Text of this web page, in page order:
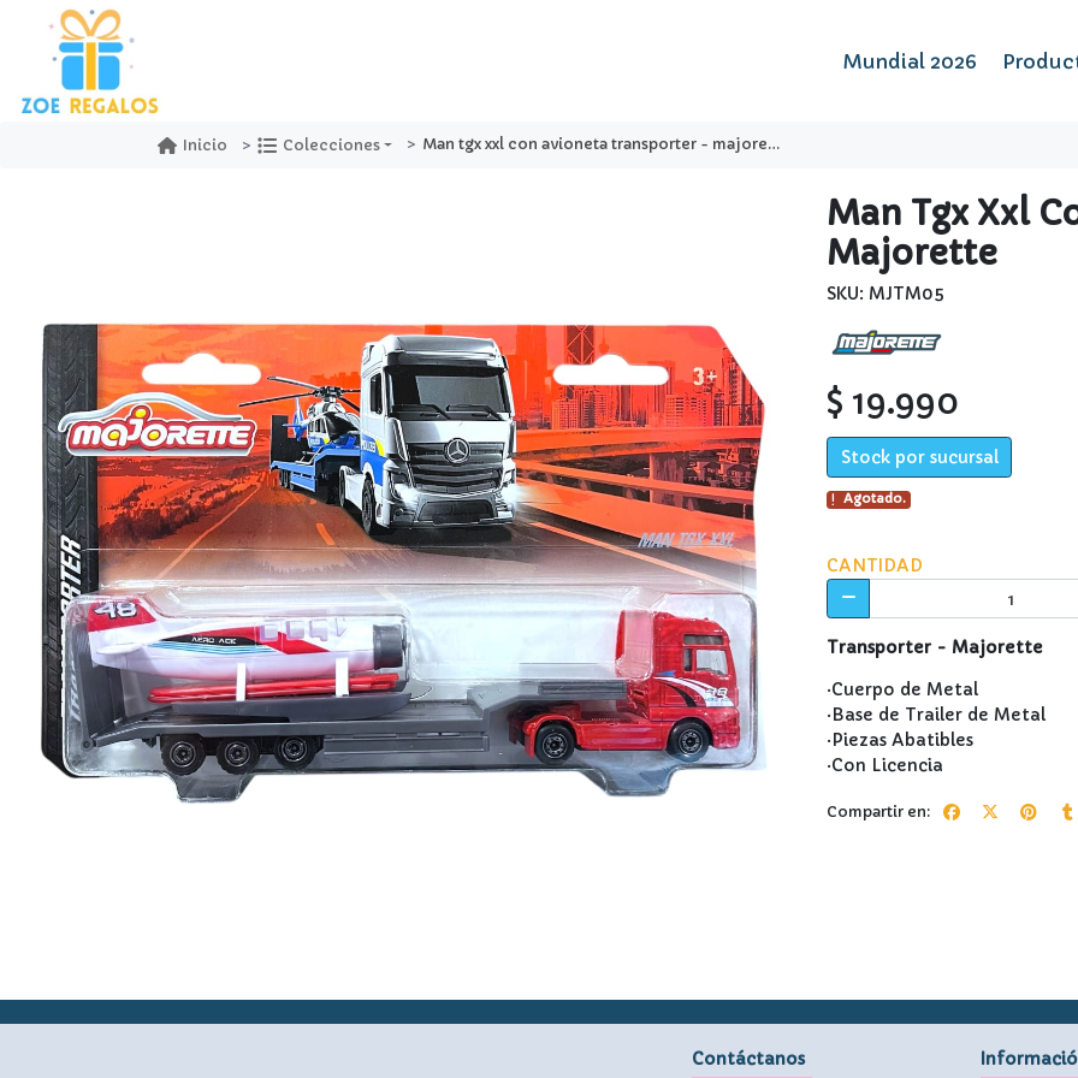
Mundial 2026
Inicio Colecciones Man tgx xxl con avioneta transporter - majorette
Man Tgx Xxl
Majorette
SKU: MJTM05
$ 19.990
Stock por sucursal
Agotado.
CANTIDAD
Transporter - Majorette
·Cuerpo de Metal
·Base de Trailer de Metal
·Piezas Abatibles
·Con Licencia
Compartir en:
Contáctanos